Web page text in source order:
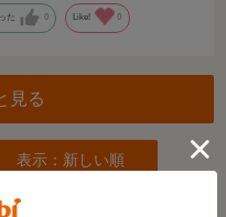
た 0 Like! 0
見る
表示：新しい順
イン